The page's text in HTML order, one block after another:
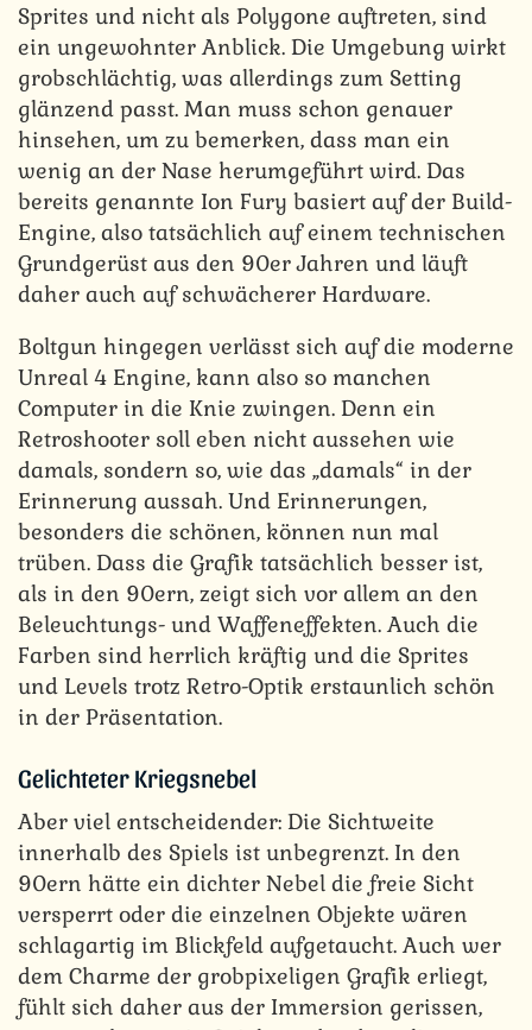
Sprites und nicht als Polygone auftreten, sind
ein ungewohnter Anblick. Die Umgebung wirkt
grobschlächtig, was allerdings zum Setting
glänzend passt. Man muss schon genauer
hinsehen, um zu bemerken, dass man ein
wenig an der Nase herumgeführt wird. Das
bereits genannte Ion Fury basiert auf der Build-
Engine, also tatsächlich auf einem technischen
Grundgerüst aus den 90er Jahren und läuft
daher auch auf schwächerer Hardware.
Boltgun hingegen verlässt sich auf die moderne
Unreal 4 Engine, kann also so manchen
Computer in die Knie zwingen. Denn ein
Retroshooter soll eben nicht aussehen wie
damals, sondern so, wie das „damals“ in der
Erinnerung aussah. Und Erinnerungen,
besonders die schönen, können nun mal
trüben. Dass die Grafik tatsächlich besser ist,
als in den 90ern, zeigt sich vor allem an den
Beleuchtungs- und Waffeneffekten. Auch die
Farben sind herrlich kräftig und die Sprites
und Levels trotz Retro-Optik erstaunlich schön
in der Präsentation.
Gelichteter Kriegsnebel
Aber viel entscheidender: Die Sichtweite
innerhalb des Spiels ist unbegrenzt. In den
90ern hätte ein dichter Nebel die freie Sicht
versperrt oder die einzelnen Objekte wären
schlagartig im Blickfeld aufgetaucht. Auch wer
dem Charme der grobpixeligen Grafik erliegt,
fühlt sich daher aus der Immersion gerissen,